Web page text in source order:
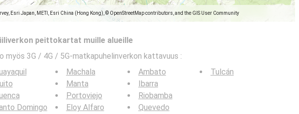
Esri Japan, METI, Esri China (Hong Kong), © OpenStreetMap contributors, and the GIS User Community
peittokartat muille alueille
myös 3G / 4G / 5G-matkapuhelinverkon kattavuus :
Domingo
Machala
Manta
Portoviejo
Eloy Alfaro
Ambato
Ibarra
Riobamba
Quevedo
Tulcán